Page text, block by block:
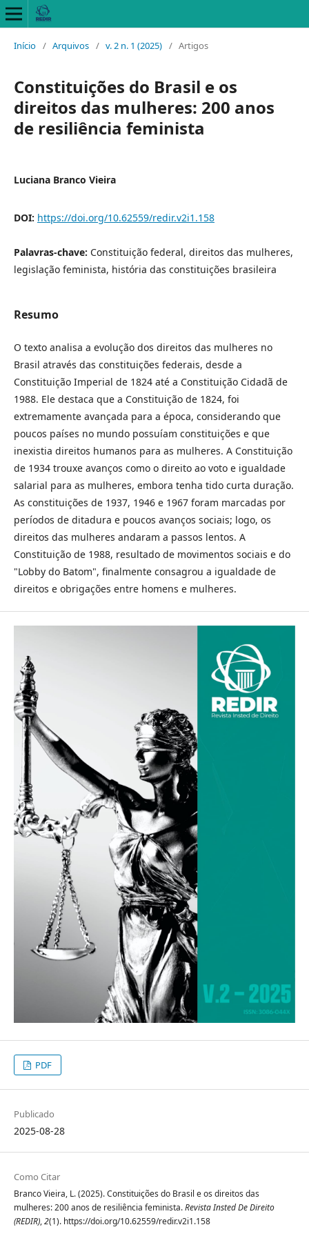
Início / Arquivos / v. 2 n. 1 (2025) / Artigos
Constituições do Brasil e os
direitos das mulheres: 200 anos
de resiliência feminista
Luciana Branco Vieira
DOI: https://doi.org/10.62559/redir.v2i1.158
Palavras-chave: Constituição federal, direitos das mulheres,
legislação feminista, história das constituições brasileira
Resumo
O texto analisa a evolução dos direitos das mulheres no
Brasil através das constituições federais, desde a
Constituição Imperial de 1824 até a Constituição Cidadã de
1988. Ele destaca que a Constituição de 1824, foi
extremamente avançada para a época, considerando que
poucos países no mundo possuíam constituições e que
inexistia direitos humanos para as mulheres. A Constituição
de 1934 trouxe avanços como o direito ao voto e igualdade
salarial para as mulheres, embora tenha tido curta duração.
As constituições de 1937, 1946 e 1967 foram marcadas por
períodos de ditadura e poucos avanços sociais; logo, os
direitos das mulheres andaram a passos lentos. A
Constituição de 1988, resultado de movimentos sociais e do
"Lobby do Batom", finalmente consagrou a igualdade de
direitos e obrigações entre homens e mulheres.
PDF
Publicado
2025-08-28
Como Citar
Branco Vieira, L. (2025). Constituições do Brasil e os direitos das
mulheres: 200 anos de resiliência feminista.Revista Insted De Direito
(REDIR),2(1). https://doi.org/10.62559/redir.v2i1.158